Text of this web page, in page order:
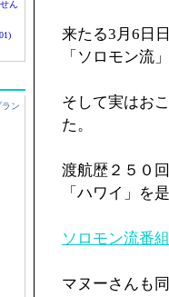
ん
ン
来たる3月6日
「ソロモン流
そして実はお
た。
渡航歴２５０
「ハワイ」を
ソロモン流番
マヌーさんも